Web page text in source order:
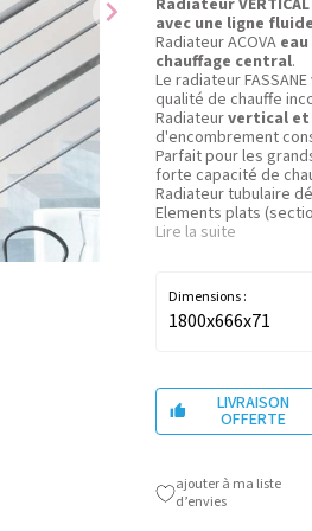
chevron_right
Radiateur
avec une ligne
Radiateur ACOVA
chauffage central.
Le radiateur
qualité de chauffe
Radiateurvertical
d'encombrement
Parfait pour les
forte capacité de
Radiateur tubulaire
Elements plats
Pression de service: 4
Radiateur eau
cm / Largeur 66,6
Lire la suite
Dimensions :
1800x666x71
 LIVRAISON
OFFERTE
ajouter à ma liste
d’envies